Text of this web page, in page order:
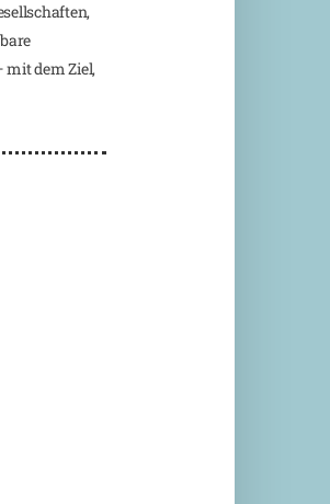
mit dem Ziel,